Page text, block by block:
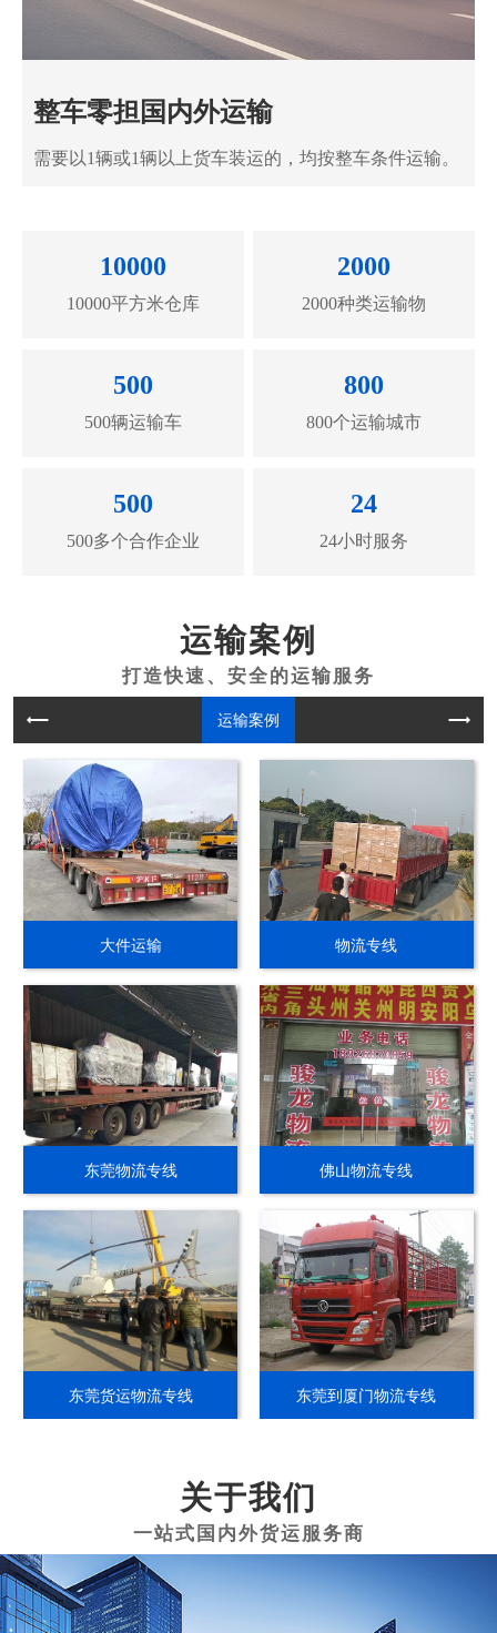
整车零担国内外运输
需要以1辆或1辆以上货车装运的，均按整车条件运输。
10000
10000平方米仓库
2000
2000种类运输物
500
500辆运输车
800
800个运输城市
500
500多个合作企业
24
24小时服务
运输案例
运输案例
大件运输 物流专线
东莞物流专线 佛山物流专线
东莞货运物流专线 东莞到厦门物流专线
关于我们